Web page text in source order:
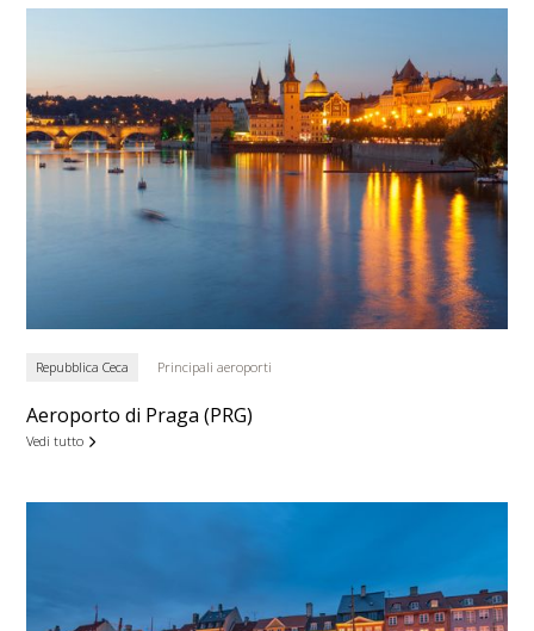
Repubblica Ceca Principali aeroporti
Aeroporto di Praga (PRG)
Vedi tutto